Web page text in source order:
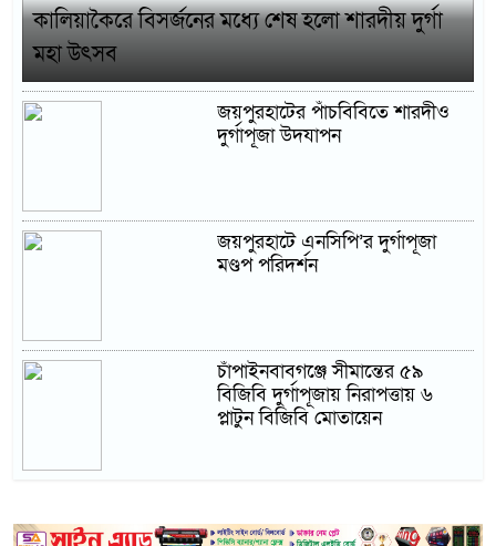
কালিয়াকৈরে বিসর্জনের মধ্যে শেষ হলো শারদীয় দুর্গা
মহা উৎসব
জয়পুরহাটের পাঁচবিবিতে শারদীও
দুর্গাপূজা উদযাপন
জয়পুরহাটে এনসিপি’র দুর্গাপূজা
মণ্ডপ পরিদর্শন
চাঁপাইনবাবগঞ্জে সীমান্তের ৫৯
বিজিবি দুর্গাপূজায় নিরাপত্তায় ৬
প্লাটুন বিজিবি মোতায়েন